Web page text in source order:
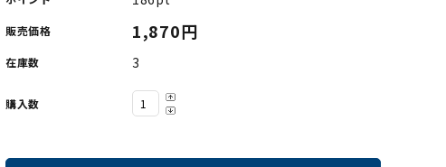
販売価格 1,870円
在庫数 3
購入数